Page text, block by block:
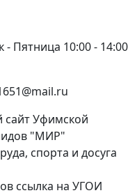
- Пятница 10:00 - 14:00
сайт Уфимской
"МИР"
спорта и досуга
ссылка на УГОИ